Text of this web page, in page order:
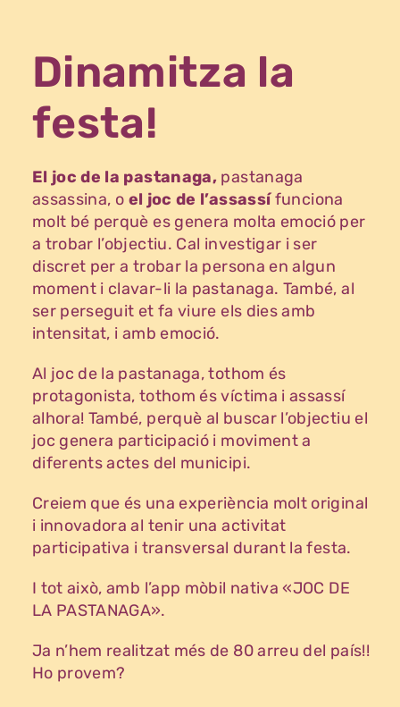
Dinamitza la
festa!
El joc de la pastanaga, pastanaga
assassina, o el joc de l’assassífunciona
molt bé perquè es genera molta emoció per
a trobar l’objectiu. Cal investigar i ser
discret per a trobar la persona en algun
moment i clavar-li la pastanaga. També, al
ser perseguit et fa viure els dies amb
intensitat, i amb emoció.
Al joc de la pastanaga, tothom és
protagonista, tothom és víctima i assassí
alhora! També, perquè al buscar l’objectiu el
joc genera participació i moviment a
diferents actes del municipi.
Creiem que és una experiència molt original
i innovadora al tenir una activitat
participativa i transversal durant la festa.
I tot això, amb l’app mòbil nativa «JOC DE
LA PASTANAGA».
Ja n’hem realitzat més de 80 arreu del país!!
Ho provem?